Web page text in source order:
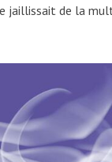
jaillissait de la